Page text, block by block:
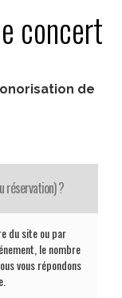
concert
de
réservation) ?
du site ou par
le nombre
vous répondons